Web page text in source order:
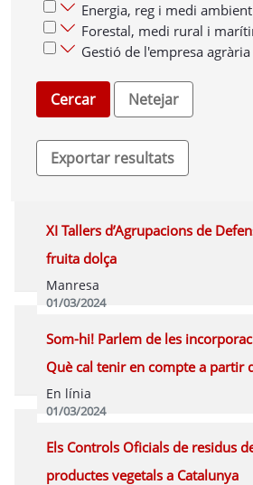
Energia, reg i medi ambient
Forestal, medi rural i
Gestió de l'empresa
XI Tallers d’Agrupacions de
fruita dolça
Manresa
01/03/2024
Programa
Som-hi! Parlem de les
Què cal tenir en compte a partir
En línia
01/03/2024
Vídeo Programa
Els Controls Oficials de residus
productes vegetals a Catalunya